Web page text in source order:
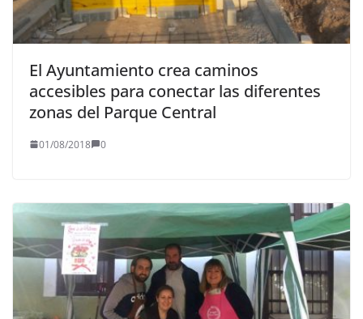
El Ayuntamiento crea caminos
accesibles para conectar las diferentes
zonas del Parque Central
01/08/2018 0